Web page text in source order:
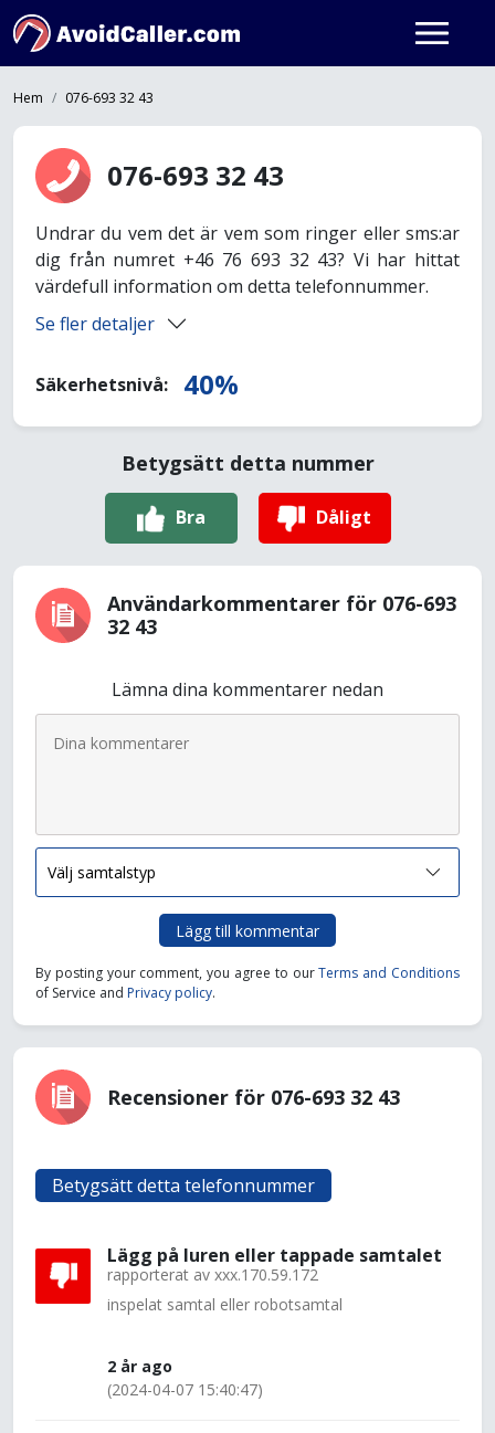
Hem 076-693 32 43
076-693 32 43
Undrar du vem det är vem som ringer eller sms:ar
dig från numret +46 76 693 32 43? Vi har hittat
värdefull information om detta telefonnummer.
Se fler detaljer
Säkerhetsnivå: 40%
Betygsätt detta nummer
Bra Dåligt
Användarkommentarer för 076-693
32 43
Lämna dina kommentarer nedan
Lägg till kommentar
By posting your comment, you agree to ourTerms and Conditions
of Service and Privacy policy.
Recensioner för 076-693 32 43
Betygsätt detta telefonnummer
Lägg på luren eller tappade samtalet
rapporterat av xxx.170.59.172
inspelat samtal eller robotsamtal
2 år ago
(2024-04-07 15:40:47)